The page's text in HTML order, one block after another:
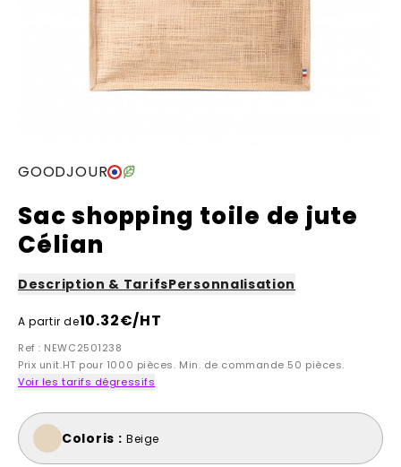
GOODJOUR
Sac shopping toile de jute
Célian
Description & TarifsPersonnalisation
A partir de10.32€/HT
Ref : NEWC2501238
Prix unit.HT pour 1000 pièces. Min. de commande 50 pièces.
Voir les tarifs dégressifs
Coloris : Beige